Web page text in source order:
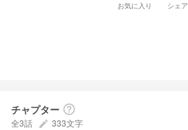
お気に入り シェア
チャプター help_outline
全3話 create 333文字